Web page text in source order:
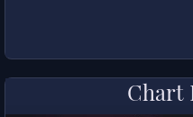
Chart